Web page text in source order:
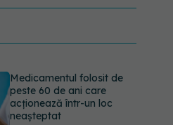
Medicamentul folosit de
peste 60 de ani care
acționează într-un loc
neașteptat